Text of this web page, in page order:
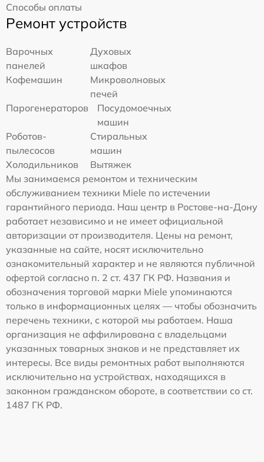
Способы оплаты
Ремонт устройств
Варочных
панелей
Духовых
шкафов
Кофемашин
Микроволновых
печей
Парогенераторов
Посудомоечных
машин
Роботов-
пылесосов
Стиральных
машин
Холодильников
Вытяжек
Мы занимаемся ремонтом и техническим
обслуживанием техники Miele по истечении
гарантийного периода. Наш центр в Ростове-на-Дону
работает независимо и не имеет официальной
авторизации от производителя. Цены на ремонт,
указанные на сайте, носят исключительно
ознакомительный характер и не являются публичной
офертой согласно п. 2 ст. 437 ГК РФ. Названия и
обозначения торговой марки Miele упоминаются
только в информационных целях — чтобы обозначить
перечень техники, с которой мы работаем. Наша
организация не аффилирована с владельцами
указанных товарных знаков и не представляет их
интересы. Все виды ремонтных работ выполняются
исключительно на устройствах, находящихся в
законном гражданском обороте, в соответствии со ст.
1487 ГК РФ.